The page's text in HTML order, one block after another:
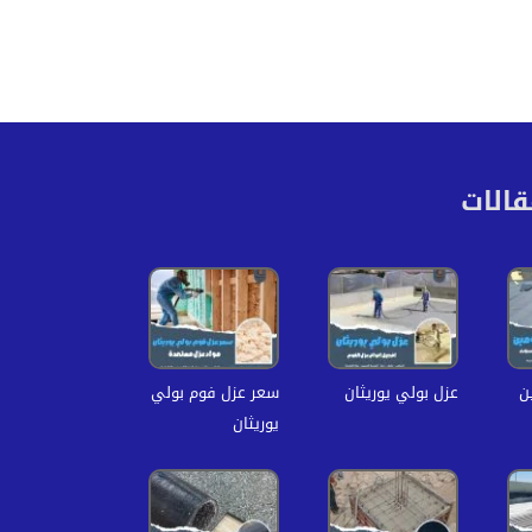
عزل بولي يوريثان
سعر عزل فوم بولي
يوريثان